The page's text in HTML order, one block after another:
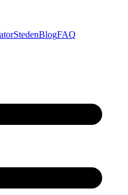
StedenBlogFAQ